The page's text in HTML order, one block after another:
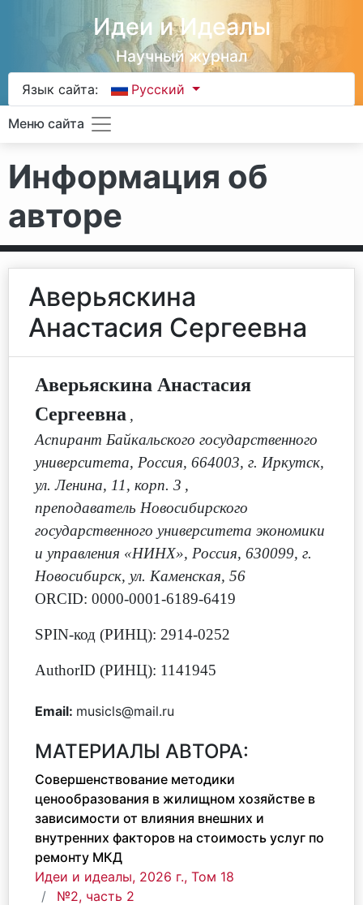
Идеи и Идеалы
Научный журнал
Язык сайта: Русский
Меню сайта
Информация об
авторе
Аверьяскина
Анастасия Сергеевна
Аверьяскина Анастасия
Сергеевна ,
Аспирант Байкальского государственного
университета, Россия, 664003, г. Иркутск,
ул. Ленина, 11, корп. 3 ,
преподаватель Новосибирского
государственного университета экономики
и управления «НИНХ», Россия, 630099, г.
Новосибирск, ул. Каменская, 56
ORCID: 0000-0001-6189-6419
SPIN-код (РИНЦ): 2914-0252
AuthorID (РИНЦ): 1141945
Email: musicls@mail.ru
МАТЕРИАЛЫ АВТОРА:
Совершенствование методики
ценообразования в жилищном хозяйстве в
зависимости от влияния внешних и
внутренних факторов на стоимость услуг по
ремонту МКД
Идеи и идеалы, 2026 г., Том 18
№2, часть 2